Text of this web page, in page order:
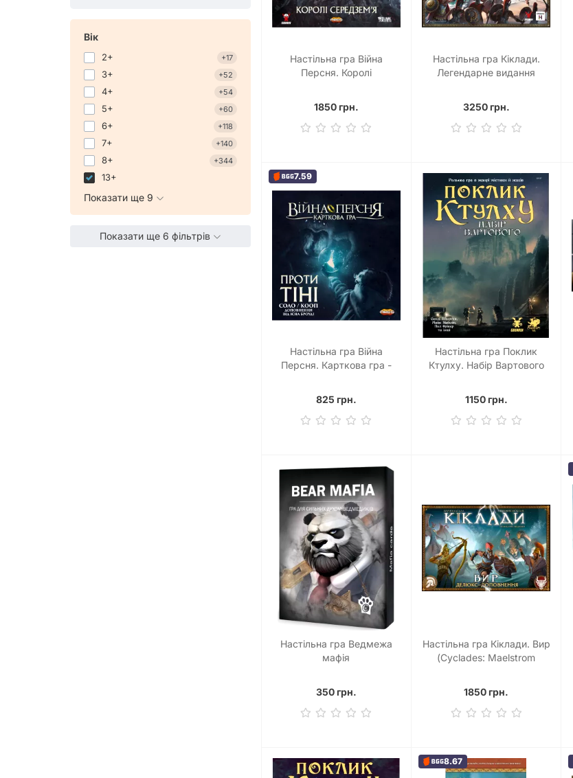
Вік
2+ +17
3+ +52
4+ +54
5+ +60
6+ +118
7+ +140
8+ +344
13+
Показати ще 9
Показати ще 6 фільтрів
Настільна гра Війна
Персня. Королі
1850 грн.
Настільна гра Кіклади.
Легендарне видання
3250 грн.
7.59
Настільна гра Війна
Персня. Карткова гра -
the Shadow)
825 грн.
Настільна гра Поклик
Ктулху. Набір Вартового
1150 грн.
Настільна гра Ведмежа
мафія
350 грн.
Настільна гра Кіклади. Вир
(Cyclades: Maelstrom
1850 грн.
8.67